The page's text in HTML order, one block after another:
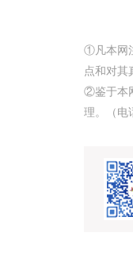
①凡本网
点和对其
②鉴于本
理。（电